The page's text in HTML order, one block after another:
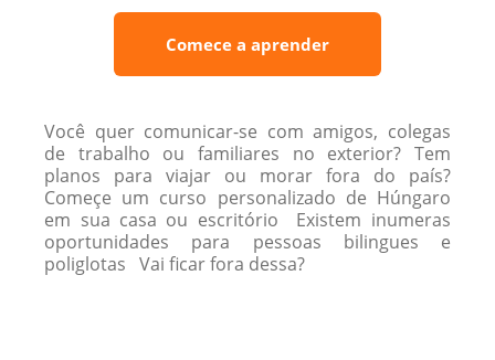
Comece a aprender
Você quer comunicar-se com amigos, colegas
de trabalho ou familiares no exterior? Tem
planos para viajar ou morar fora do país?
Começe um curso personalizado de Húngaro
em sua casa ou escritório Existem inumeras
oportunidades para pessoas bilingues e
poliglotas Vai ficar fora dessa?